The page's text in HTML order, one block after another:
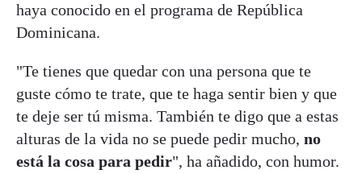
haya conocido en el programa de República
Dominicana.
"Te tienes que quedar con una persona que te
guste cómo te trate, que te haga sentir bien y que
te deje ser tú misma. También te digo que a estas
alturas de la vida no se puede pedir mucho, no
está la cosa para pedir", ha añadido, con humor.